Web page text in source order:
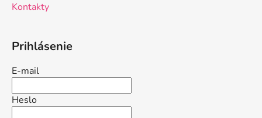
Kontakty
Prihlásenie
E-mail
Heslo